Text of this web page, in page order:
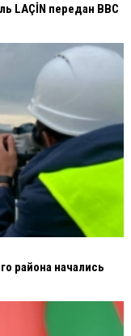
LAÇİN передан ВВС
района начались